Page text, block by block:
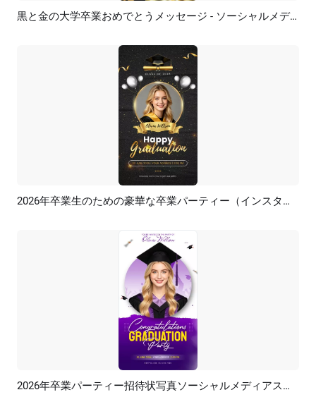
プレビュー AI再生成 黒と金の大学卒業おめでとうメッセージ - ソーシャルメディアストーリー
プレビュー AI再生成 2026年卒業生のための豪華な卒業パーティー（インスタグラム・TikTokリール）
プレビュー AI再生成 2026年卒業パーティー招待状写真ソーシャルメディアストーリー